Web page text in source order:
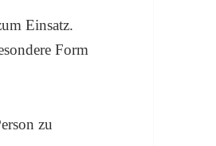
Einsatz.
Form
zu